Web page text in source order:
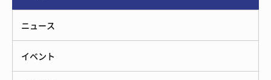
ニュース
イベント